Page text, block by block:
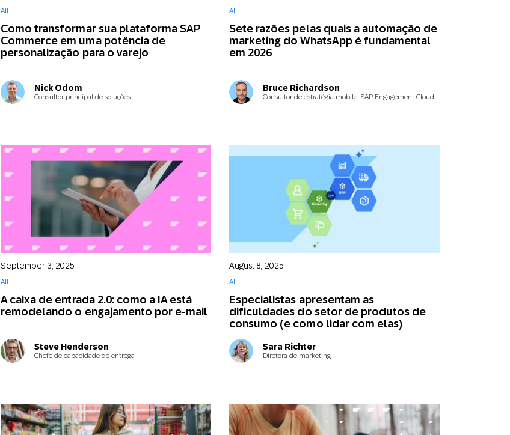
Como transformar sua plataforma SAP
Commerce em uma potência de
personalização para o varejo
All
Nick Odom
Consultor principal de soluções
Sete razões pelas quais a automação de
marketing do WhatsApp é fundamental
em 2026
All
Bruce Richardson
Consultor de estratégia mobile, SAP Engagement Cloud
A caixa de entrada 2.0: como a IA está
remodelando o engajamento por e-mail
September 3, 2025
All
Steve Henderson
Chefe de capacidade de entrega
Especialistas apresentam as
dificuldades do setor de produtos de
consumo (e como lidar com elas)
August 8, 2025
All
Sara Richter
Diretora de marketing